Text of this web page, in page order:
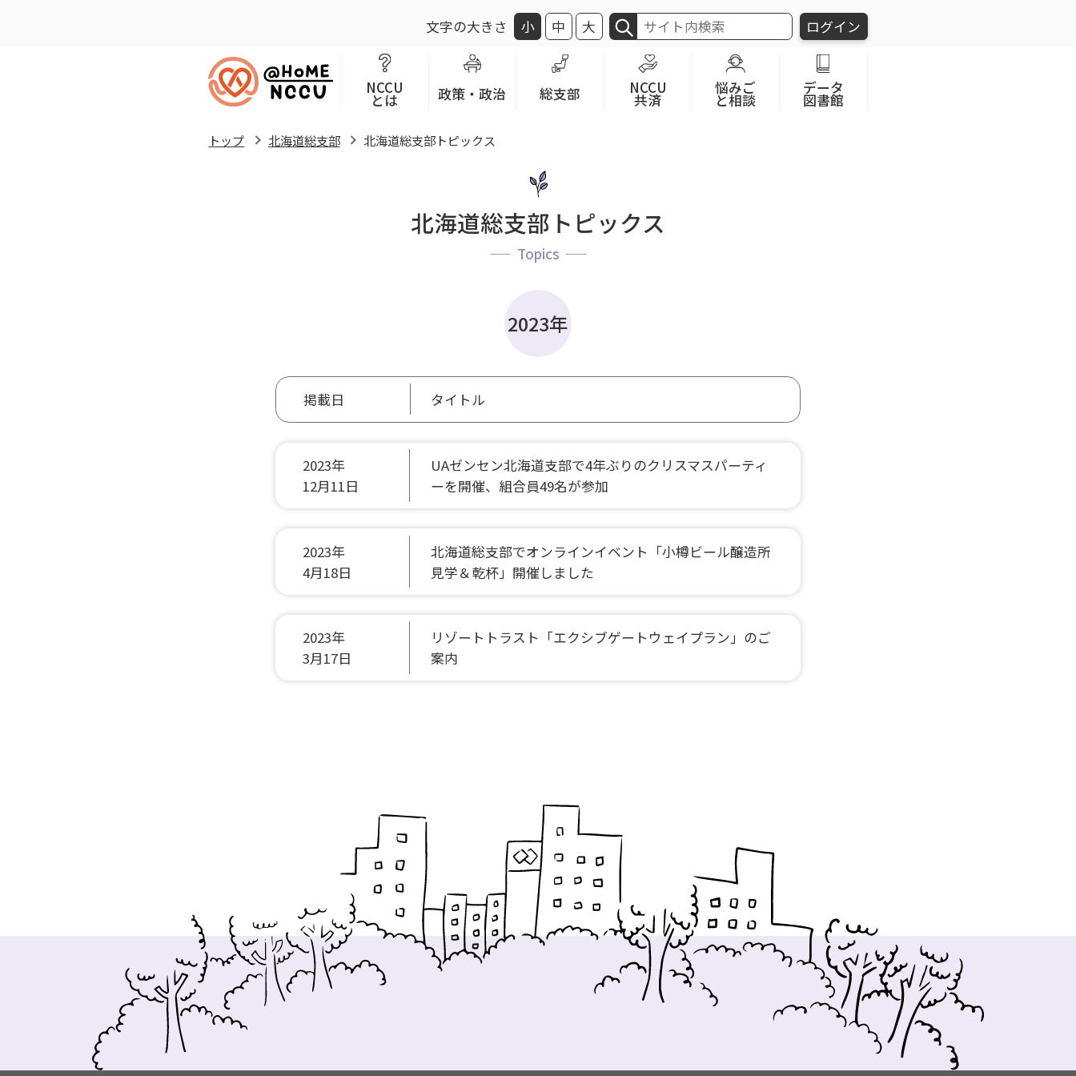
文字の大きさ 小 中 大 ログイン
NCCU
とは 政策・政治 総支部 NCCU
共済
悩みご
と相談
データ
図書館
トップ 北海道総支部 北海道総支部トピックス
北海道総支部トピックス
Topics
2023年
掲載日 タイトル
2023年
12月11日
UAゼンセン北海道支部で4年ぶりのクリスマスパーティ
ーを開催、組合員49名が参加
2023年
4月18日
北海道総支部でオンラインイベント「小樽ビール醸造所
見学＆乾杯」開催しました
2023年
3月17日
リゾートトラスト「エクシブゲートウェイプラン」のご
案内